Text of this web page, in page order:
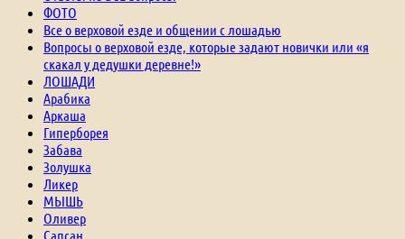
ФОТО
Все о верховой езде и общении с лошадью
Вопросы о верховой езде, которые задают новички или «я
скакал у дедушки деревне!»
ЛОШАДИ
Арабика
Аркаша
Гиперборея
Забава
Золушка
Ликер
МЫШЬ
Оливер
Сапсан